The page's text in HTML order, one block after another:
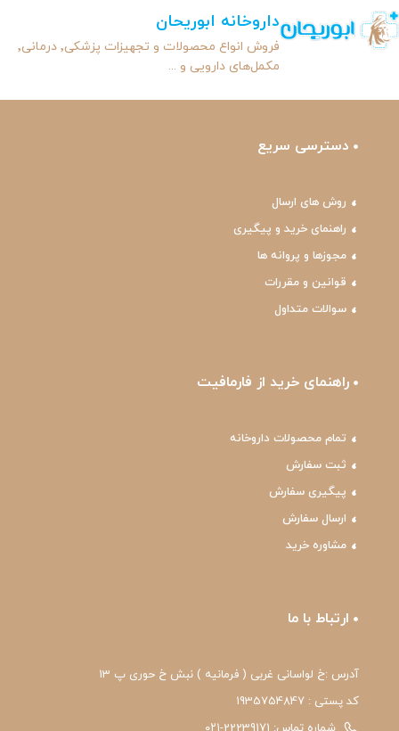
داروخانه ابوریحان
فروش انواع محصولات و تجهیزات پزشکی٬ درمانی٬
مکمل‌های دارویی و ...
دسترسی سریع
روش های ارسال
راهنمای خرید و پیگیری
مجوزها و پروانه ها
قوانین و مقررات
سوالات متداول
راهنمای خرید از فارمافیت
تمام محصولات داروخانه
ثبت سفارش
پیگیری سفارش
ارسال سفارش
مشاوره خرید
ارتباط با ما
آدرس :خ لواسانی غربی ( فرمانیه ) نبش خ حوری پ 13
کد پستی : 1935754847